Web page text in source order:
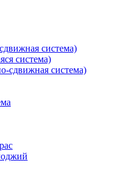
система)
система)
сдвижная система)